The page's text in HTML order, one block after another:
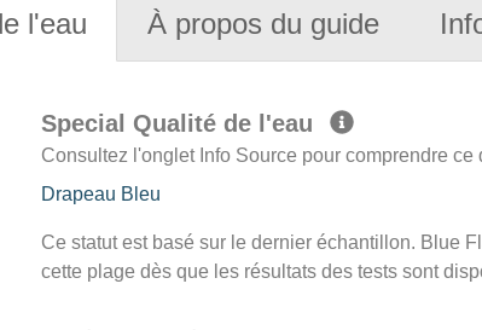
l'eau À propos du guide
Special Qualité de l'eau
Consultez l'onglet Info Source pour comprendre
Drapeau Bleu
Ce statut est basé sur le dernier échantillon. Blue
cette plage dès que les résultats des tests sont